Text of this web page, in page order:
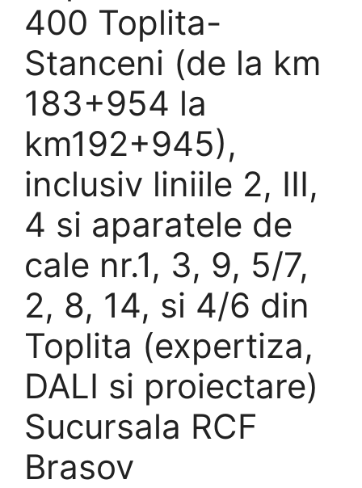
400 Toplita-
Stanceni (de la km
183+954 la
km192+945),
inclusiv liniile 2, III,
4 si aparatele de
cale nr.1, 3, 9, 5/7,
2, 8, 14, si 4/6 din
Toplita (expertiza,
DALI si proiectare)
Sucursala RCF
Brasov